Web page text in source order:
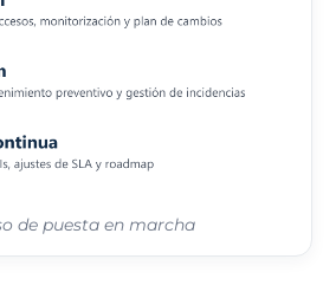
de puesta en marcha